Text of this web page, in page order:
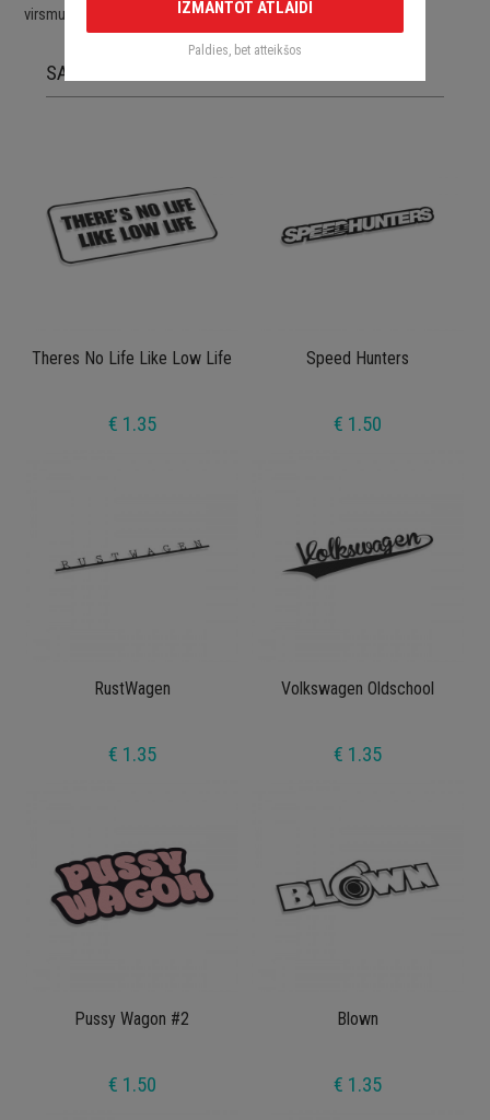
virsmu.
SAISTĪTĀS PRECES
Theres No Life Like Low Life
€ 1.35
Speed Hunters
€ 1.50
RustWagen
€ 1.35
Volkswagen Oldschool
€ 1.35
Pussy Wagon #2
€ 1.50
Blown
€ 1.35
IZMANTOT ATLAIDI
Paldies, bet atteikšos